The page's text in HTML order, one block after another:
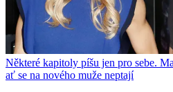
Některé kapitoly píšu jen pro sebe.
ať se na nového muže neptají